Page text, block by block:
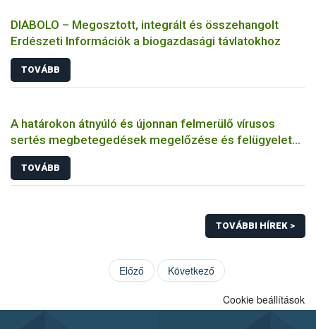
felhasználók számára is elérhető és ökológiai termesztésben is
engedélyezett.
DIABOLO – Megosztott, integrált és összehangolt
Erdészeti Információk a biogazdasági távlatokhoz
TOVÁBB
A határokon átnyúló és újonnan felmerülő vírusos
sertés megbetegedések megelőzése és felügyelete
Közép-Európában
TOVÁBB
TOVÁBBI HÍREK >
Előző Következő
Cookie beállítások